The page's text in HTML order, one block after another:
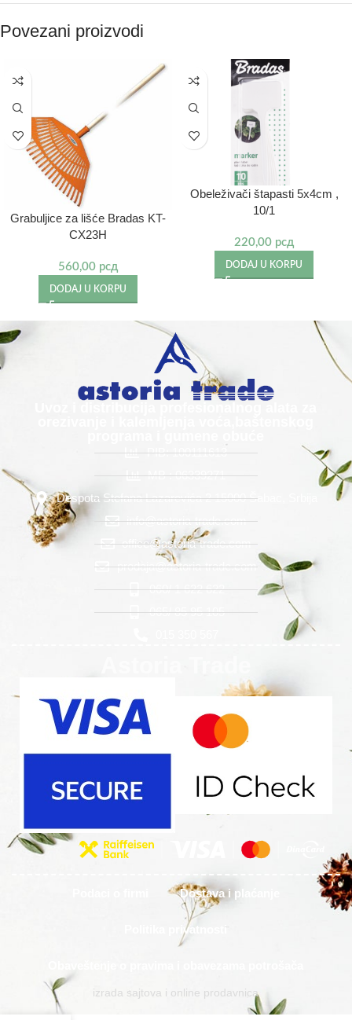
Povezani proizvodi
Grabuljice za lišće Bradas KT-
CX23H
560,00 рсд
DODAJ U KORPU
Obeleživači štapasti 5x4cm ,
10/1
220,00 рсд
DODAJ U KORPU
PIB: 100111613
MB : 06339271
Despota Stefana Lazarevića 2 15000 Šabac, Srbija
info@astoria-trade.com
office@astoria-trade.com
prodaja@astoria-trade.com
060/ 1 622 622
065/ 85 95 105
Dostava i plaćanje
Politika privatnosti
izrada sajtova i online prodavnica